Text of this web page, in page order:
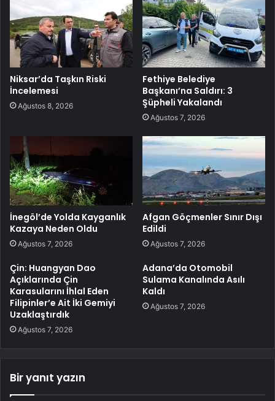
Niksar’da Taşkın Riski
İncelemesi
Ağustos 8, 2026
Fethiye Belediye
Başkanı’na Saldırı: 3
Şüpheli Yakalandı
Ağustos 7, 2026
İnegöl’de Yolda Kayganlık
Kazaya Neden Oldu
Ağustos 7, 2026
Afgan Göçmenler Sınır Dışı
Edildi
Ağustos 7, 2026
Çin: Huangyan Dao
Açıklarında Çin
Karasularını İhlal Eden
Filipinler’e Ait İki Gemiyi
Uzaklaştırdık
Ağustos 7, 2026
Adana’da Otomobil
Sulama Kanalında Asılı
Kaldı
Ağustos 7, 2026
Bir yanıt yazın